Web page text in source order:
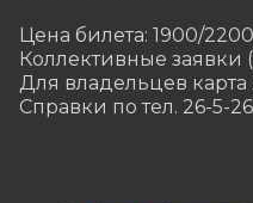
Цена билета: 1900/
Коллективные заявки
Для владельцев карта
Справки по тел. 26-5-